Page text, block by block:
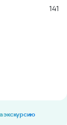
141
экскурсию